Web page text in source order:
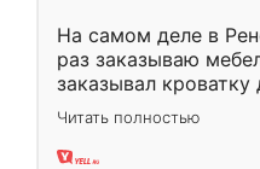
На самом деле в
раз заказываю
заказывал кроватку
ребёнка при его
заказал шкаф-купе.
хорошее сборка
Читать полностью